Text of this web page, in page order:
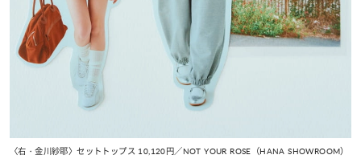
〈右・金川紗耶〉セットトップス 10,120円／NOT YOUR ROSE（HANA SHOWROOM）